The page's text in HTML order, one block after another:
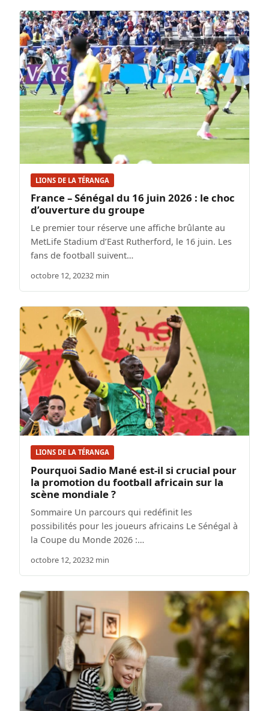
LIONS DE LA TÉRANGA
France – Sénégal du 16 juin 2026 : le choc
d’ouverture du groupe
Le premier tour réserve une affiche brûlante au
MetLife Stadium d’East Rutherford, le 16 juin. Les
fans de football suivent…
octobre 12, 20232 min
LIONS DE LA TÉRANGA
Pourquoi Sadio Mané est-il si crucial pour
la promotion du football africain sur la
scène mondiale ?
Sommaire Un parcours qui redéfinit les
possibilités pour les joueurs africains Le Sénégal à
la Coupe du Monde 2026 :…
octobre 12, 20232 min